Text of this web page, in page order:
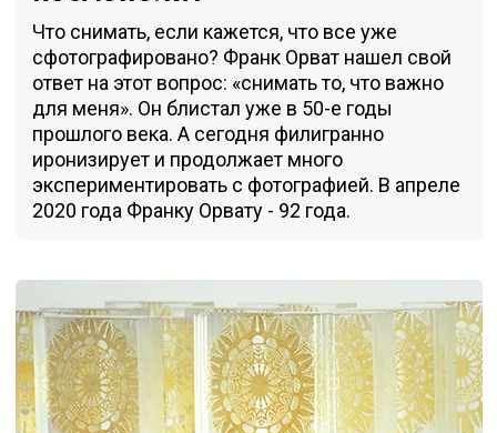
Что снимать, если кажется, что все уже
сфотографировано? Франк Орват нашел свой
ответ на этот вопрос: «снимать то, что важно
для меня». Он блистал уже в 50-е годы
прошлого века. А сегодня филигранно
иронизирует и продолжает много
экспериментировать с фотографией. В апреле
2020 года Франку Орвату - 92 года.